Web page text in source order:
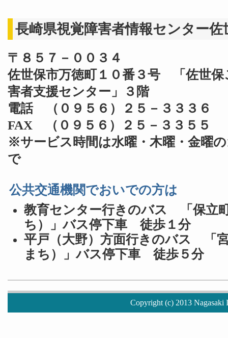
長崎県視覚障害者情報センター佐
〒８５７－００３４
佐世保市万徳町１０番３号 「佐世保
害者支援センター」３階
電話 （０９５６）２５－３３３６
FAX （０９５６）２５－３３５５
※サービス時間は水曜・木曜・金曜
で
公共交通機関でおいでの方は
教育センター行きのバス 「保立
ち）」バス停下車 徒歩１分
平戸（大野）方面行きのバス 「
まち）」バス停下車 徒歩５分
Copyright (c) 2013 Nagasaki